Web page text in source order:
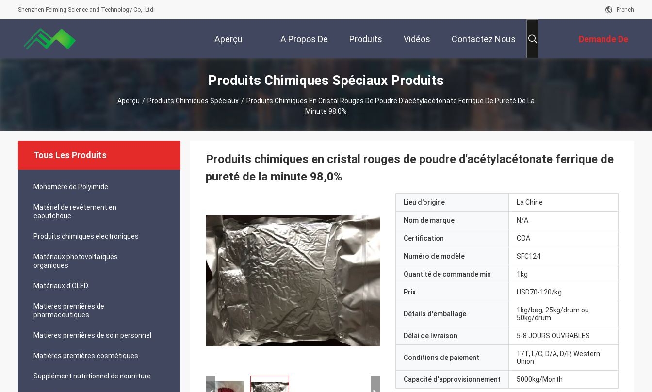
Shenzhen Feiming Science and Technology Co,. Ltd. French
Aperçu A Propos De
Nous
Produits Vidéos Contactez Nous Demande De
Soumission
Produits Chimiques Spéciaux Produits
Aperçu / Produits Chimiques Spéciaux / Produits Chimiques En Cristal Rouges De Poudre D'acétylacétonate Ferrique De Pureté De La
Minute 98,0%
Tous Les Produits
Monomère de Polyimide
Matériel de revêtement en
caoutchouc
Produits chimiques électroniques
Matériaux photovoltaïques
organiques
Matériaux d'OLED
Matières premières de
pharmaceutiques
Matières premières de soin personnel
Matières premières cosmétiques
Supplément nutritionnel de nourriture
Produits chimiques en cristal rouges de poudre d'acétylacétonate ferrique de
pureté de la minute 98,0%
Lieu d'origine La Chine
Nom de marque N/A
Certification COA
Numéro de modèle SFC124
Quantité de commande min 1kg
Prix USD70-120/kg
Détails d'emballage
1kg/bag, 25kg/drum ou
50kg/drum
Délai de livraison 5-8 JOURS OUVRABLES
Conditions de paiement
T/T, L/C, D/A, D/P, Western
Union
Capacité d'approvisionnement 5000kg/Month